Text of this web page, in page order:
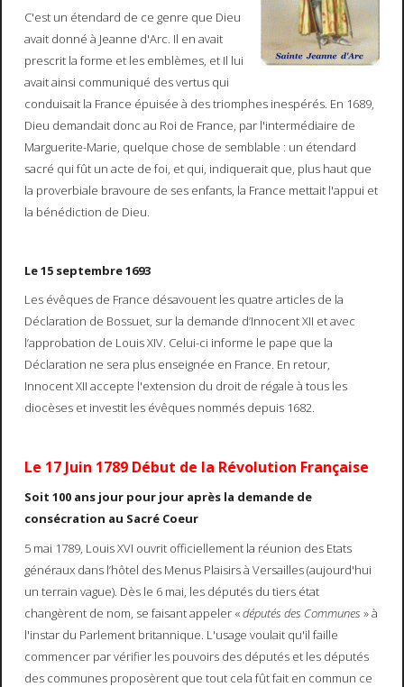
C'est un étendard de ce genre que Dieu
avait donné à Jeanne d'Arc. Il en avait
prescrit la forme et les emblèmes, et Il lui
avait ainsi communiqué des vertus qui
conduisait la France épuisée à des triomphes inespérés. En 1689,
Dieu demandait donc au Roi de France, par l'intermédiaire de
Marguerite-Marie, quelque chose de semblable : un étendard
sacré qui fût un acte de foi, et qui, indiquerait que, plus haut que
la proverbiale bravoure de ses enfants, la France mettait l'appui et
la bénédiction de Dieu.
Le 15 septembre 1693
Les évêques de France désavouent les quatre articles de la
Déclaration de Bossuet, sur la demande d’Innocent XII et avec
l’approbation de Louis XIV. Celui-ci informe le pape que la
Déclaration ne sera plus enseignée en France. En retour,
Innocent XII accepte l'extension du droit de régale à tous les
diocèses et investit les évêques nommés depuis 1682.
Le 17 Juin 1789 Début de la Révolution Française
Soit 100 ans jour pour jour après la demande de
consécration au Sacré Coeur
5 mai 1789, Louis XVI ouvrit officiellement la réunion des Etats
généraux dans l’hôtel des Menus Plaisirs à Versailles (aujourd'hui
un terrain vague). Dès le 6 mai, les députés du tiers état
changèrent de nom, se faisant appeler «députés des Communes » à
l'instar du Parlement britannique. L'usage voulait qu'il faille
commencer par vérifier les pouvoirs des députés et les députés
des communes proposèrent que tout cela fût fait en commun ce